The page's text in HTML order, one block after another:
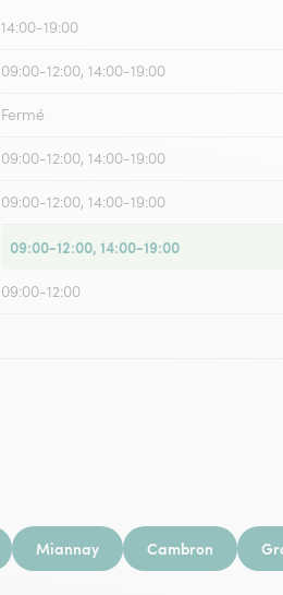
14:00-19:00
09:00-12:00, 14:00-19:00
Fermé
09:00-12:00, 14:00-19:00
09:00-12:00, 14:00-19:00
09:00-12:00, 14:00-19:00
09:00-12:00
Miannay Cambron